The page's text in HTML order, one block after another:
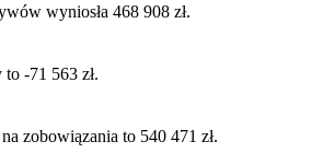
wyniosła 468 908 zł.
to -71 563 zł.
zobowiązania to 540 471 zł.